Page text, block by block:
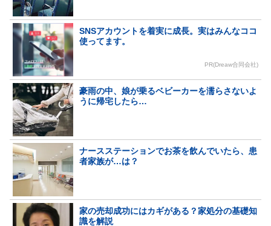
SNSアカウントを着実に成長。実はみんなココ
使ってます。
PR(Dreaw合同会社)
豪雨の中、娘が乗るベビーカーを濡らさないよ
うに帰宅したら…
ナースステーションでお茶を飲んでいたら、患
者家族が…は？
家の売却成功にはカギがある？家処分の基礎知
識を解説